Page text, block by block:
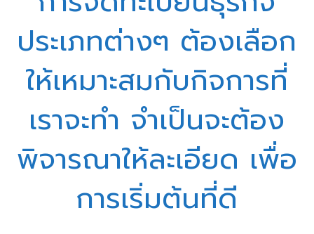
ประเภทต่างๆ ต้องเลือก
ให้เหมาะสมกับกิจการที่
เราจะทำ จำเป็นจะต้อง
พิจารณาให้ละเอียด เพื่อ
การเริ่มต้นที่ดี